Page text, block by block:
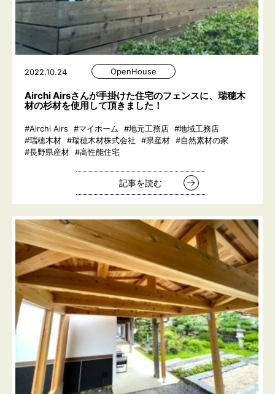
2022.10.24 OpenHouse
Airchi Airsさんが手掛けた住宅のフェンスに、瑞穂木
材の杉材を使用して頂きました！
#Airchi Airs #マイホーム #地元工務店 #地域工務店
#瑞穂木材 #瑞穂木材株式会社 #県産材 #自然素材の家
#長野県産材 #高性能住宅
記事を読む